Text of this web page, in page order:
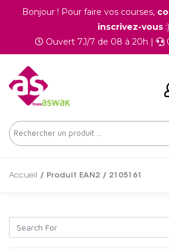
Bonjour ! Pour faire vos courses,
inscrivez-vous:)
Ouvert 7J/7 de 08 à 20h |
Accueil / Produit EAN2 / 2105161